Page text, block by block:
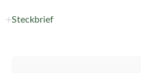
Steckbrief